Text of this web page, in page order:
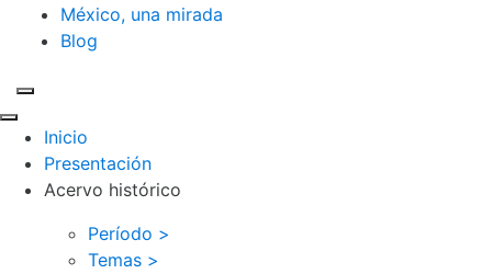
México, una mirada
Blog
Inicio
Presentación
Acervo histórico
Período >
Temas >